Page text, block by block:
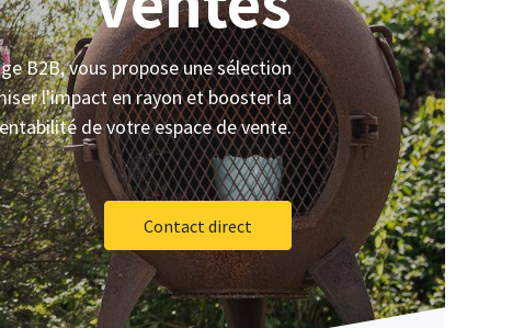
B2B, vous propose une sélection
l'impact en rayon et booster la
de votre espace de vente.
Contact direct